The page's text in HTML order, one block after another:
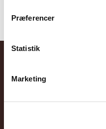
Præferencer
Statistik
Marketing
mange fordele